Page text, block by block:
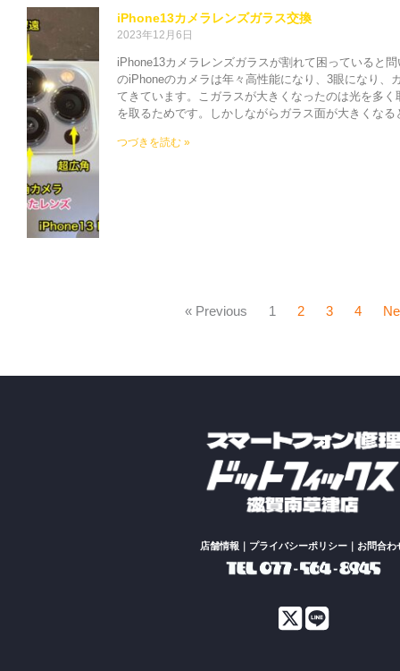
iPhone13カメラレンズガラス交換
2023年12月6日
iPhone13カメラレンズガラスが割れて困っていると
のiPhoneのカメラは年々高性能になり、3眼になり、
てきています。こガラスが大きくなったのは光を多
を取るためです。しかしながらガラス面が大きくなる
つづきを読む »
« Previous 1 2 3 4
店舗情報 ｜ プライバシーポリシー ｜ お問合わ